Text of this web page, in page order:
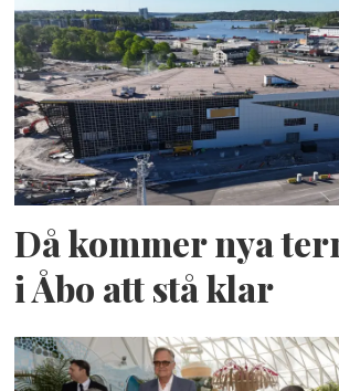
Då kommer nya
i Åbo att stå klar